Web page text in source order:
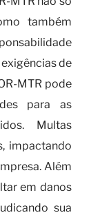
também
de
MTR pode
para as
Multas
impactando
Além
em danos
sua